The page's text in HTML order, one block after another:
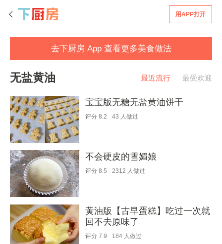
用APP打开
去下厨房 App 查看更多美食做法
无盐黄油 最近流行 最受欢迎
宝宝版无糖无盐黄油饼干
评分 8.2 43 人做过
不会硬皮的雪媚娘
评分 8.5 2312 人做过
黄油版【古早蛋糕】吃过一次就
回不去原味了
评分 7.9 184 人做过